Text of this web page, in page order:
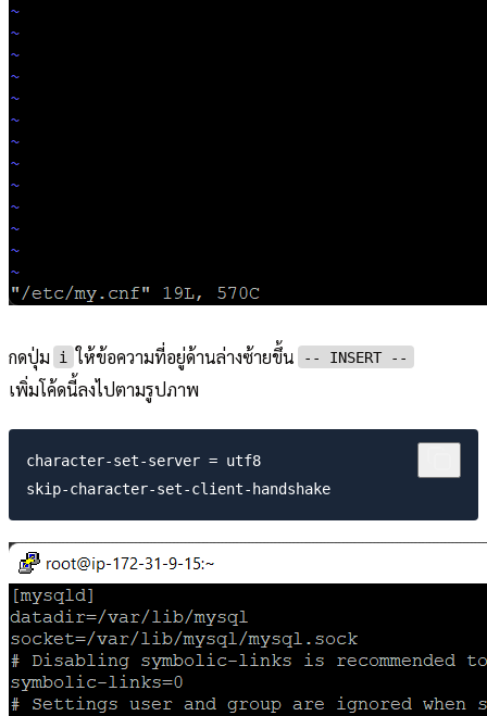
กดปุ่ม i ให้ข้อความที่อยู่ด้านล่างซ้ายขึ้น -- INSERT --
เพิ่มโค้ดนี้ลงไปตามรูปภาพ
character-set-server = utf8